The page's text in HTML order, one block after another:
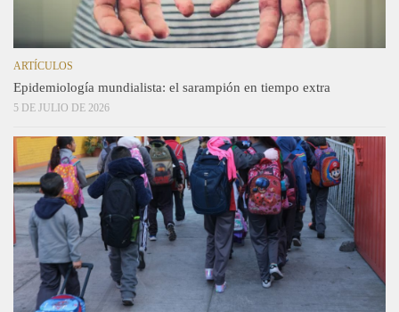
ARTÍCULOS
Epidemiología mundialista: el sarampión en tiempo extra
5 DE JULIO DE 2026